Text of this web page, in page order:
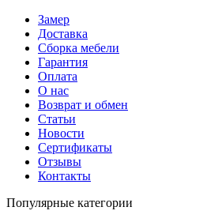
Замер
Доставка
Сборка мебели
Гарантия
Оплата
О нас
Возврат и обмен
Статьи
Новости
Сертификаты
Отзывы
Контакты
Популярные категории